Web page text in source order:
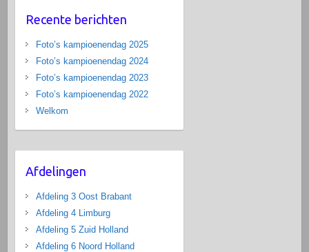
Recente berichten
Foto’s kampioenendag 2025
Foto’s kampioenendag 2024
Foto’s kampioenendag 2023
Foto’s kampioenendag 2022
Welkom
Afdelingen
Afdeling 3 Oost Brabant
Afdeling 4 Limburg
Afdeling 5 Zuid Holland
Afdeling 6 Noord Holland